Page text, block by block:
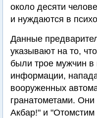
около десяти
и нуждаются в
Данные
указывают на то,
были трое мужчин в
информации,
вооруженных
гранатометами.
Акбар!" и "Отомстим